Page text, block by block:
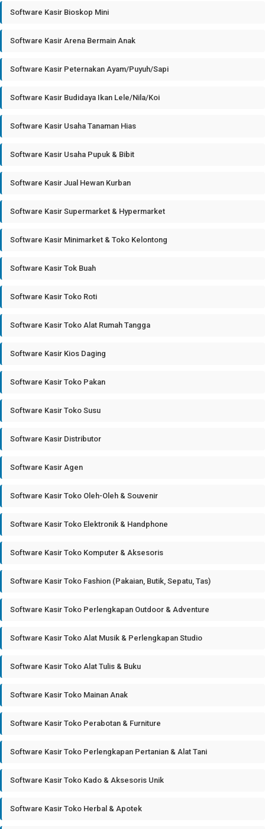
Software Kasir Bioskop Mini
Software Kasir Arena Bermain Anak
Software Kasir Peternakan Ayam/Puyuh/Sapi
Software Kasir Budidaya Ikan Lele/Nila/Koi
Software Kasir Usaha Tanaman Hias
Software Kasir Usaha Pupuk & Bibit
Software Kasir Jual Hewan Kurban
Software Kasir Supermarket & Hypermarket
Software Kasir Minimarket & Toko Kelontong
Software Kasir Tok Buah
Software Kasir Toko Roti
Software Kasir Toko Alat Rumah Tangga
Software Kasir Kios Daging
Software Kasir Toko Pakan
Software Kasir Toko Susu
Software Kasir Distributor
Software Kasir Agen
Software Kasir Toko Oleh-Oleh & Souvenir
Software Kasir Toko Elektronik & Handphone
Software Kasir Toko Komputer & Aksesoris
Software Kasir Toko Fashion (Pakaian, Butik, Sepatu, Tas)
Software Kasir Toko Perlengkapan Outdoor & Adventure
Software Kasir Toko Alat Musik & Perlengkapan Studio
Software Kasir Toko Alat Tulis & Buku
Software Kasir Toko Mainan Anak
Software Kasir Toko Perabotan & Furniture
Software Kasir Toko Perlengkapan Pertanian & Alat Tani
Software Kasir Toko Kado & Aksesoris Unik
Software Kasir Toko Herbal & Apotek